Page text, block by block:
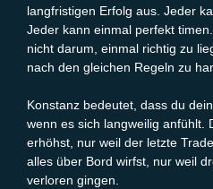
langfristigen Erfolg aus. Jeder
Jeder kann einmal perfekt
nicht darum, einmal richtig zu
nach den gleichen Regeln zu
Konstanz bedeutet, dass du
wenn es sich langweilig anfühlt.
erhöhst, nur weil der letzte
alles über Bord wirfst, nur weil
verloren gingen.